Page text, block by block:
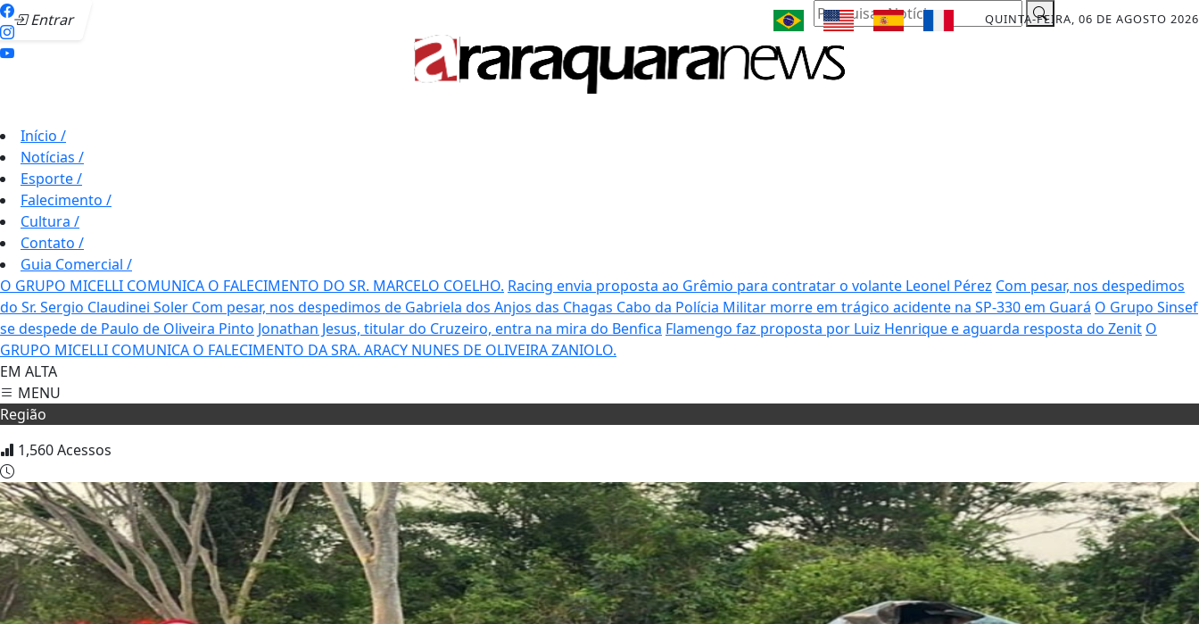
Entrar QUINTA-FEIRA, 06 DE AGOSTO 2026
Pesquisar Notícia
Início /
Notícias /
Esporte/
Falecimento /
Cultura /
Contato /
Guia Comercial /
O GRUPO MICELLI COMUNICA O FALECIMENTO DO SR. MARCELO COELHO. Racing envia proposta ao Grêmio para contratar o volante Leonel Pérez Com pesar, nos despedimos
do Sr. Sergio Claudinei Soler Com pesar, nos despedimos de Gabriela dos Anjos das Chagas Cabo da Polícia Militar morre em trágico acidente na SP-330 em Guará O Grupo Sinsef
se despede de Paulo de Oliveira Pinto Jonathan Jesus, titular do Cruzeiro, entra na mira do Benfica Flamengo faz proposta por Luiz Henrique e aguarda resposta do Zenit O
GRUPO MICELLI COMUNICA O FALECIMENTO DA SRA. ARACY NUNES DE OLIVEIRA ZANIOLO.
EM ALTA
MENU
Região
1,560Acessos